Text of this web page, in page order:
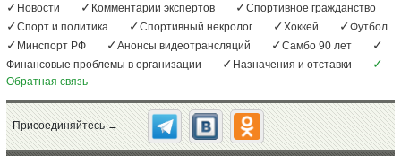
Новости Комментарии экспертов
Спортивное гражданство
Спорт и политика
Спортивный некролог Хоккей
Футбол
Минспорт РФ
Анонсы видеотрансляций
Самбо 90 лет
Финансовые проблемы в организации
Назначения и отставки
Обратная связь
Присоединяйтесь →